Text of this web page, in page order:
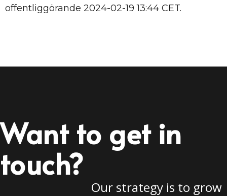
offentliggörande 2024-02-19 13:44 CET.
Want to get in
touch?
Our strategy is to grow